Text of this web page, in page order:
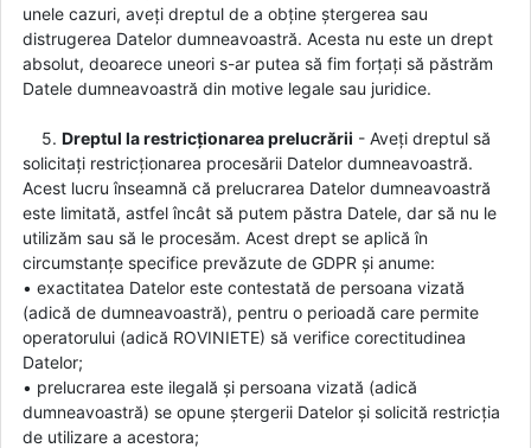
unele cazuri, aveți dreptul de a obține ștergerea sau
distrugerea Datelor dumneavoastră. Acesta nu este un drept
absolut, deoarece uneori s-ar putea să fim forțați să păstrăm
Datele dumneavoastră din motive legale sau juridice.
5. Dreptul la restricționarea prelucrării - Aveți dreptul să
solicitați restricționarea procesării Datelor dumneavoastră.
Acest lucru înseamnă că prelucrarea Datelor dumneavoastră
este limitată, astfel încât să putem păstra Datele, dar să nu le
utilizăm sau să le procesăm. Acest drept se aplică în
circumstanțe specifice prevăzute de GDPR și anume:
• exactitatea Datelor este contestată de persoana vizată
(adică de dumneavoastră), pentru o perioadă care permite
operatorului (adică ROVINIETE) să verifice corectitudinea
Datelor;
• prelucrarea este ilegală și persoana vizată (adică
dumneavoastră) se opune ștergerii Datelor și solicită restricția
de utilizare a acestora;